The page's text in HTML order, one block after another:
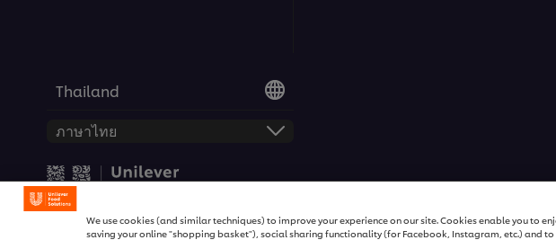
Thailand
We use cookies (and similar techniques) to improve your experience on our site. Cookies enable you to
saving your online "shopping basket"), social sharing functionality (for Facebook, Instagram, etc.) and